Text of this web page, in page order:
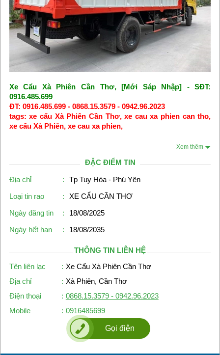
Xe Cẩu Xà Phiên Cần Thơ, [Mới Sáp Nhập] - SĐT:
0916.485.699
ĐT: 0916.485.699 - 0868.15.3579 - 0942.96.2023
tags: xe cẩu Xà Phiên Cần Thơ, xe cau xa phien can tho,
xe cẩu Xà Phiên, xe cau xa phien,
Xem thêm
ĐẶC ĐIỂM TIN
Địa chỉ :
Tp Tuy Hòa - Phú Yên
Loại tin rao
:
XE CẨU CẦN THƠ
Ngày đăng tin
:
18/08/2025
Ngày hết hạn
: 18/08/2035
THÔNG TIN LIÊN HỆ
Tên liên lạc
: Xe Cẩu Xà Phiên Cần Thơ
Địa chỉ
: Xà Phiên, Cần Thơ
Điện thoại
: 0868.15.3579 - 0942.96.2023
Mobile
: 0916485699
Gọi điện